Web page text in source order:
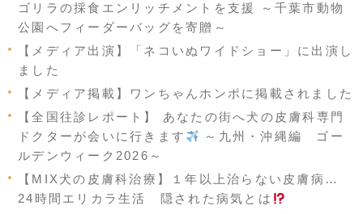
ゴリラの採食エンリッチメントを支援 ～千葉市動物
公園へフィーダーバッグを寄贈～
【メディア出演】「ネコいぬワイドショー」に出演し
ました
【メディア掲載】ワンちゃんホンポに掲載されました
【全国往診レポート】 あなたの街へ犬の皮膚科専門
ドクターが会いに行きます
～九州・沖縄編 ゴー
ルデンウィーク2026～
【MIX犬の皮膚科治療】１年以上治らない皮膚病…
24時間エリカラ生活 隠された病気とは